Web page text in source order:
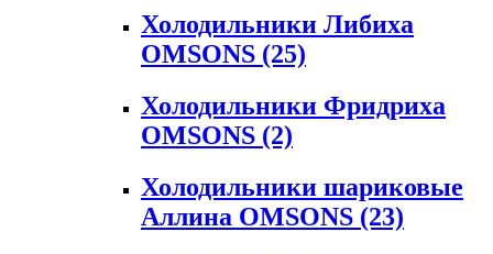
Холодильники Либиха
OMSONS (25)
Холодильники Фридриха
OMSONS (2)
Холодильники шариковые
Аллина OMSONS (23)